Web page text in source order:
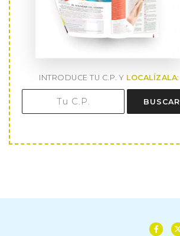
INTRODUCE TU C.P. Y LOCALÍZALA:
BUSCAR